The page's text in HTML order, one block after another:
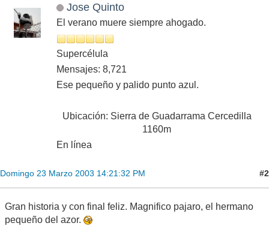
Jose Quinto
El verano muere siempre ahogado.
Supercélula
Mensajes: 8,721
Ese pequeño y palido punto azul.
Ubicación: Sierra de Guadarrama Cercedilla
1160m
En línea
Domingo 23 Marzo 2003 14:21:32 PM #2
Gran historia y con final feliz. Magnifico pajaro, el hermano
pequeño del azor.